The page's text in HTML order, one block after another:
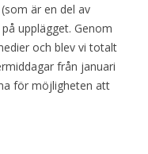
är en del av
upplägget. Genom
och blev vi totalt
från januari
för möjligheten att